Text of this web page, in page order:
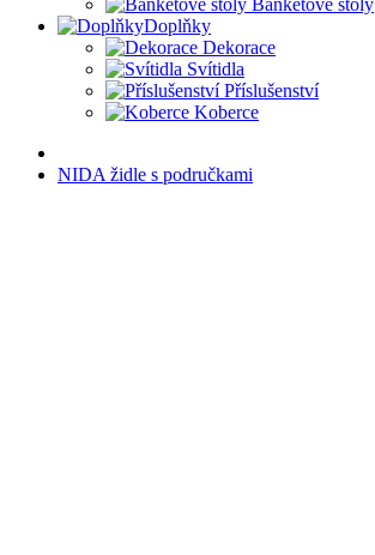
Banketové stoly
Doplňky
Dekorace
Svítidla
Příslušenství
Koberce
NIDA židle s područkami